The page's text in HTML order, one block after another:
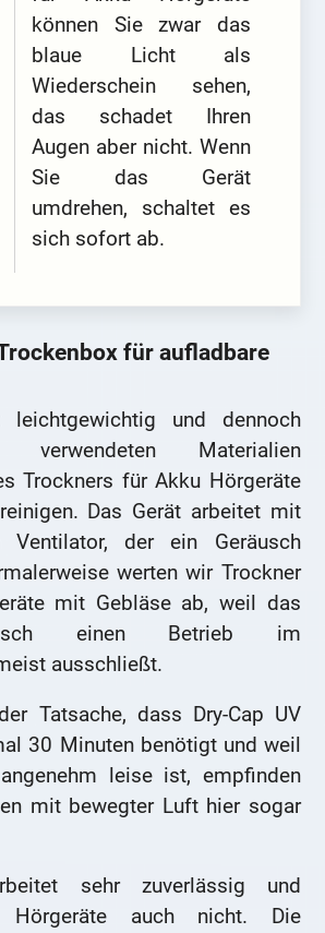
können Sie zwar das
blaue Licht als
Wiederschein sehen,
das schadet Ihren
Augen aber nicht. Wenn
Sie das Gerät
umdrehen, schaltet es
sich sofort ab.
für aufladbare
und dennoch
Materialien
Trockners für Akku Hörgeräte
Das Gerät arbeitet mit
Ventilator, der ein Geräusch
werten wir Trockner
mit Gebläse ab, weil das
einen Betrieb im
ausschließt.
Tatsache, dass Dry-Cap UV
30 Minuten benötigt und weil
leise ist, empfinden
mit bewegter Luft hier sogar
sehr zuverlässig und
Hörgeräte auch nicht. Die